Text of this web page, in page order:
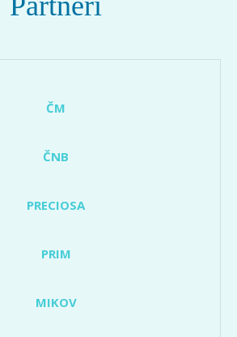
ČM
ČNB
PRECIOSA
PRIM
MIKOV